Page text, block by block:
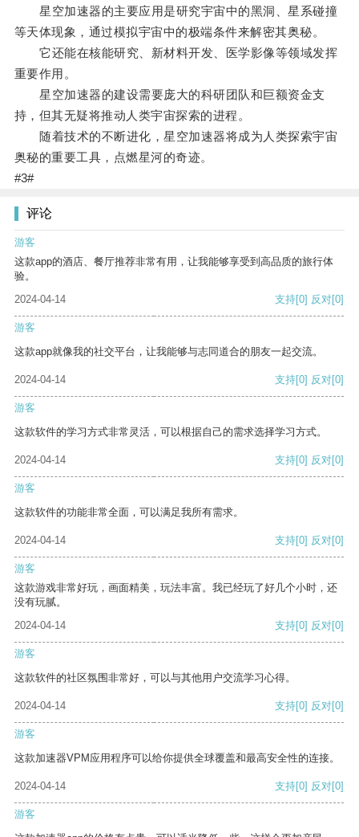
星空加速器的主要应用是研究宇宙中的黑洞、星系碰撞
等天体现象，通过模拟宇宙中的极端条件来解密其奥秘。
它还能在核能研究、新材料开发、医学影像等领域发挥
重要作用。
星空加速器的建设需要庞大的科研团队和巨额资金支
持，但其无疑将推动人类宇宙探索的进程。
随着技术的不断进化，星空加速器将成为人类探索宇宙
奥秘的重要工具，点燃星河的奇迹。
#3#
评论
游客
这款app的酒店、餐厅推荐非常有用，让我能够享受到高品质的旅行体
验。
2024-04-14
支持[0] 反对[0]
游客
这款app就像我的社交平台，让我能够与志同道合的朋友一起交流。
2024-04-14 支持[0] 反对[0]
游客
这款软件的学习方式非常灵活，可以根据自己的需求选择学习方式。
2024-04-14 支持[0] 反对[0]
游客
这款软件的功能非常全面，可以满足我所有需求。
2024-04-14 支持[0] 反对[0]
游客
这款游戏非常好玩，画面精美，玩法丰富。我已经玩了好几个小时，还
没有玩腻。
2024-04-14
支持[0] 反对[0]
游客
这款软件的社区氛围非常好，可以与其他用户交流学习心得。
2024-04-14 支持[0] 反对[0]
游客
这款加速器VPM应用程序可以给你提供全球覆盖和最高安全性的连接。
2024-04-14 支持[0] 反对[0]
游客